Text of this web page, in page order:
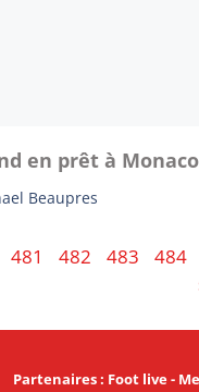
en prêt à
Beaupres
Page
481 Page
482 Page
483 Page
484
Partenaires: Foot live-